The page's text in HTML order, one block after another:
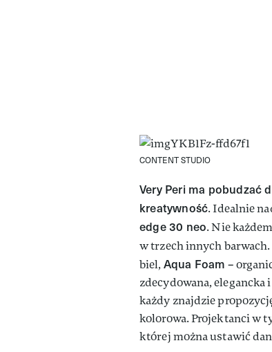
CONTENT STUDIO
Very Peri ma pobudzać
kreatywność. Idealnie
edge 30 neo. Nie
w trzech innych barwach.
biel, Aqua Foam –
zdecydowana,
każdy znajdzie
kolorowa. Projektanci w
której można ustawić